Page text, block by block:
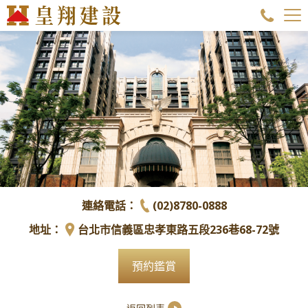
預約鑑賞
連絡電話：
(02)8780-0888
地址：
台北市信義區忠孝東路五段236巷68-72號